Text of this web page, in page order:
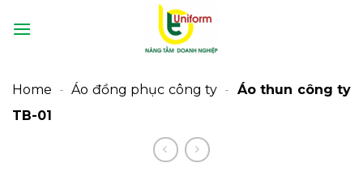
qua
Home - Áo đồng phục công ty - Áo thun công ty
TB-01